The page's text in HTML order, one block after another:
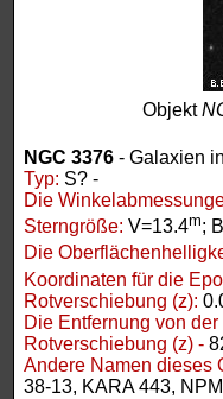
Objekt
NGC 3376 - Galaxien
Typ: S? -
Die
Sterngröße: V=13.4m;
Die
Koordinaten für die
Rotverschiebung (z):
Die Entfernung von
Rotverschiebung (z) -
Andere Namen dieses
38-13, KARA 443,